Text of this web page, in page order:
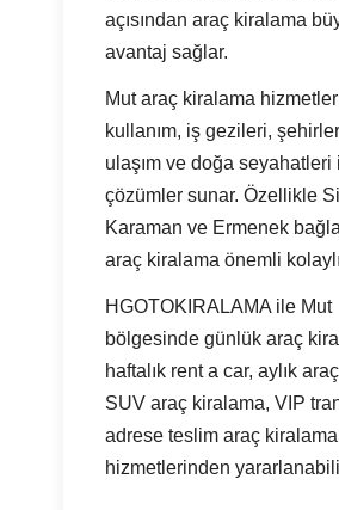
açısından araç kiralama
avantaj sağlar.
Mut araç kiralama
kullanım, iş gezileri,
ulaşım ve doğa seyahatleri
çözümler sunar. Özellikle
Karaman ve Ermenek
araç kiralama önemli
HGOTOKIRALAMA ile Mut
bölgesinde günlük araç
haftalık rent a car, aylık
SUV araç kiralama, VIP
adrese teslim araç kiralama
hizmetlerinden